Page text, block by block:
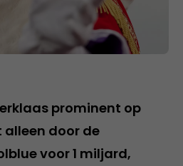
prominent op
alleen door de
voor 1 miljard,